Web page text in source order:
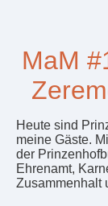
MaM
Heute sind
meine Gäste.
der
Ehrenamt,
Zusammenhalt